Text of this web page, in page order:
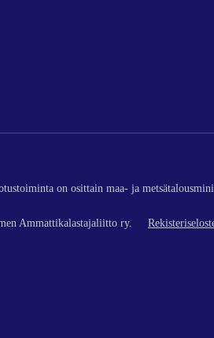
on osittain maa- ja
Ammattikalastajaliitto ry.